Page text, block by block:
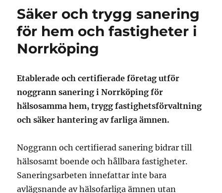
Säker och trygg sanering
för hem och fastigheter i
Norrköping
Etablerade och certifierade företag utför
noggrann sanering i Norrköping för
hälsosamma hem, trygg fastighetsförvaltning
och säker hantering av farliga ämnen.
Noggrann och certifierad sanering bidrar till
hälsosamt boende och hållbara fastigheter.
Saneringsarbeten innefattar inte bara
avlägsnande av hälsofarliga ämnen utan